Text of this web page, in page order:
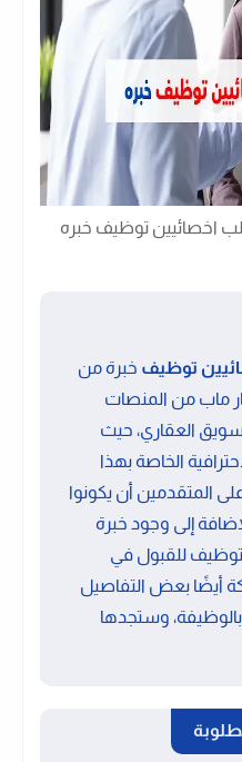
اخصائيين توظيف خبره
توظيف خبرة من
ماب من المنصات
العقاري، حيث
الخاصة بهذا
المتقدمين أن يكونوا
إلى وجود خبرة
للقبول في
أيضًا بعض التفاصيل
وستجدها